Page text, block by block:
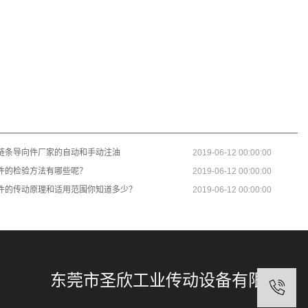
条导向件厂家的自动和手动注油
2019-06-12 00:00:00
的检验方法有哪些呢？
2019-06-12 00:00:00
的传动原理和适用范围你知道多少？
2019-06-12 00:00:00
东莞市圣欣工业传动设备有限公司